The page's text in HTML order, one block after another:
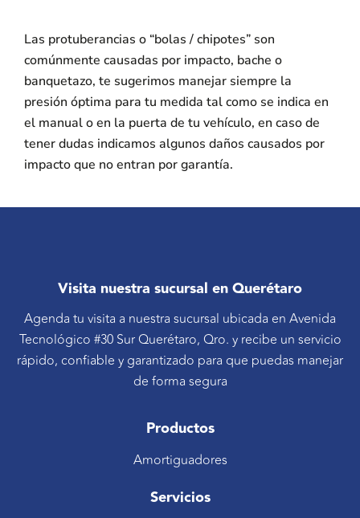
Las protuberancias o “bolas / chipotes” son
comúnmente causadas por impacto, bache o
banquetazo, te sugerimos manejar siempre la
presión óptima para tu medida tal como se indica en
el manual o en la puerta de tu vehículo, en caso de
tener dudas indicamos algunos daños causados por
impacto que no entran por garantía.
Visita nuestra sucursal en Querétaro
Agenda tu visita a nuestra sucursal ubicada en Avenida
Tecnológico #30 Sur Querétaro, Qro. y recibe un servicio
rápido, confiable y garantizado para que puedas manejar
de forma segura
Productos
Amortiguadores
Servicios